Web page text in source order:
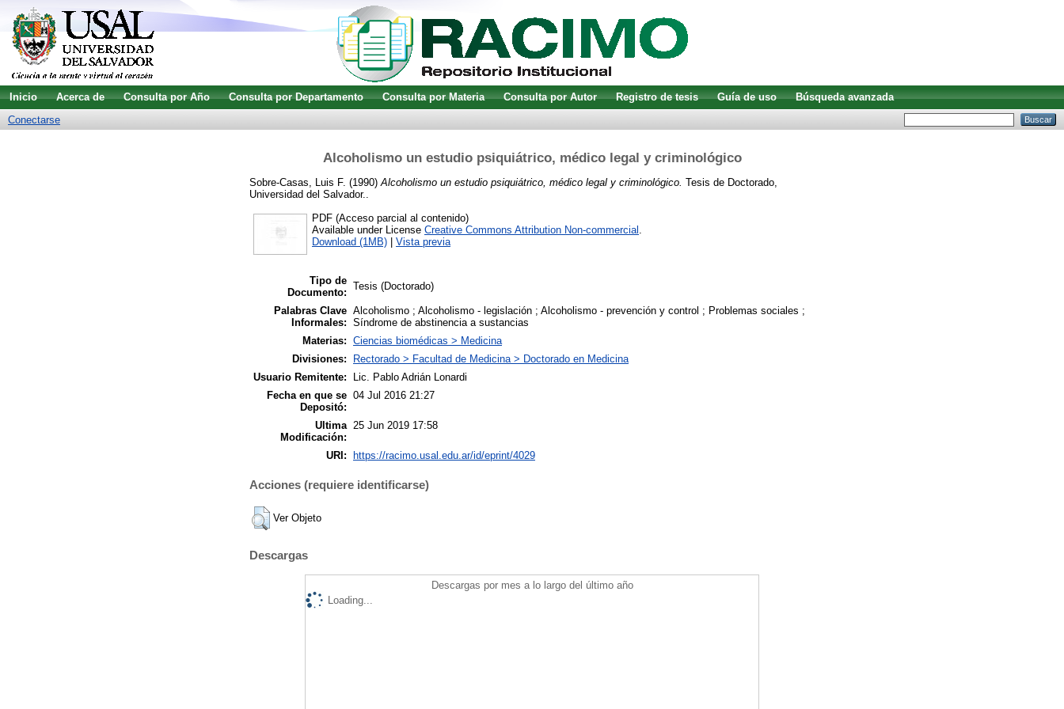
Inicio Acerca de Consulta por Año Consulta por Departamento Consulta por Materia Consulta por Autor Registro de tesis Guía de uso
Búsqueda avanzada
Conectarse
Alcoholismo un estudio psiquiátrico, médico legal y criminológico
Sobre-Casas, Luis F. (1990) Alcoholismo un estudio psiquiátrico, médico legal y criminológico. Tesis de Doctorado,
Universidad del Salvador..
PDF (Acceso parcial al contenido)
Available under License Creative Commons Attribution Non-commercial .
Download (1MB)
Vista previa
Tipo de
Documento:
Tesis (Doctorado)
Palabras Clave
Informales:
Alcoholismo ; Alcoholismo - legislación ; Alcoholismo - prevención y control ; Problemas sociales ;
Síndrome de abstinencia a sustancias
Materias: Ciencias biomédicas > Medicina
Divisiones:
Rectorado > Facultad de Medicina > Doctorado en Medicina
Usuario Remitente:
Lic. Pablo Adrián Lonardi
Fecha en que se
Depositó:
04 Jul 2016 21:27
Ultima
Modificación:
25 Jun 2019 17:58
URI: https://racimo.usal.edu.ar/id/eprint/4029
Acciones (requiere identificarse)
Ver Objeto
Descargas
Descargas por mes a lo largo del último año
Loading...